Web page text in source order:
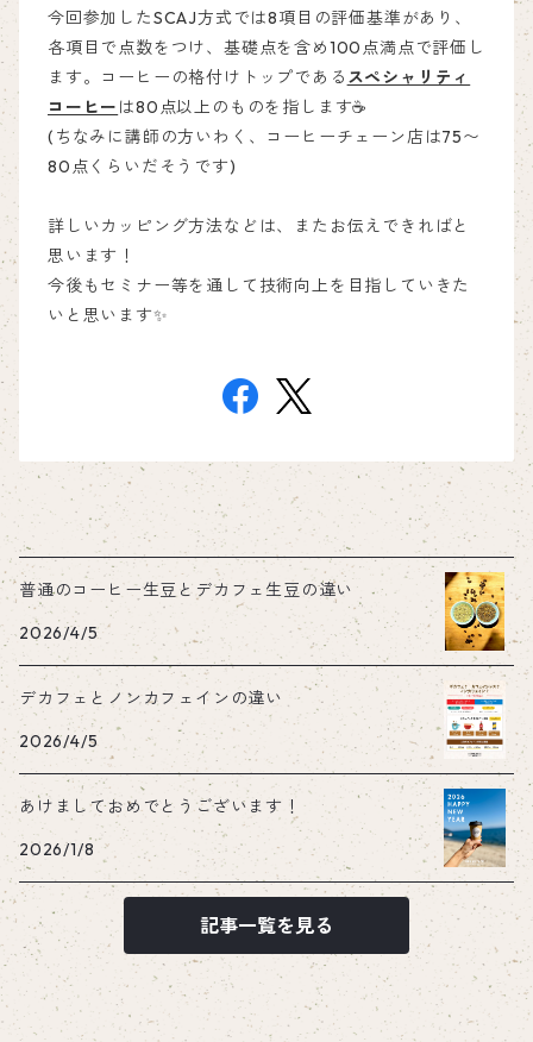
今回参加したSCAJ方式では8項目の評価基準があり、
各項目で点数をつけ、基礎点を含め100点満点で評価し
ます。コーヒーの格付けトップである スペシャリティ
コーヒー は80点以上のものを指します☕️
(ちなみに講師の方いわく、コーヒーチェーン店は75〜
80点くらいだそうです)
詳しいカッピング方法などは、またお伝えできればと
思います！
今後もセミナー等を通して技術向上を目指していきた
いと思います✨
普通のコーヒー生豆とデカフェ生豆の違い
2026/4/5
デカフェとノンカフェインの違い
2026/4/5
あけましておめでとうございます！
2026/1/8
記事一覧を見る